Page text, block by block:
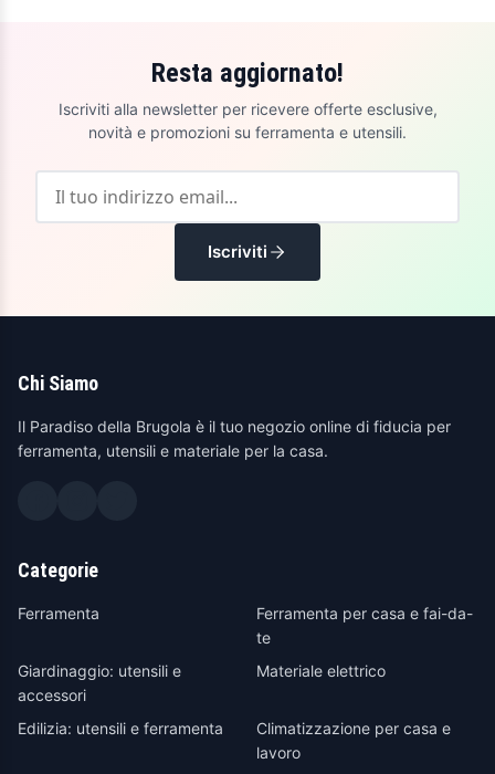
Resta aggiornato!
Iscriviti alla newsletter per ricevere offerte esclusive,
novità e promozioni su ferramenta e utensili.
Iscriviti
Chi Siamo
Il Paradiso della Brugola è il tuo negozio online di fiducia per
ferramenta, utensili e materiale per la casa.
Categorie
Ferramenta
Ferramenta per casa e fai-da-
te
Giardinaggio: utensili e
accessori
Materiale elettrico
Edilizia: utensili e ferramenta
Climatizzazione per casa e
lavoro